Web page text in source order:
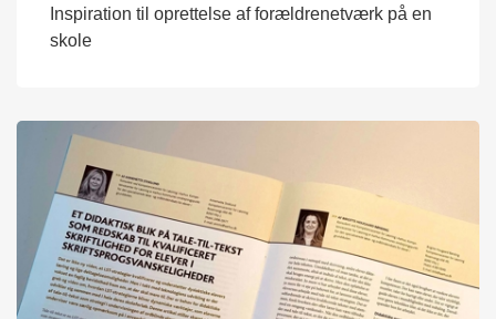
Inspiration til oprettelse af forældrenetværk på en
skole